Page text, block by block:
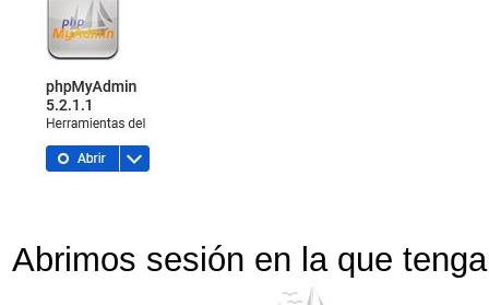
Abrimos sesión en la que